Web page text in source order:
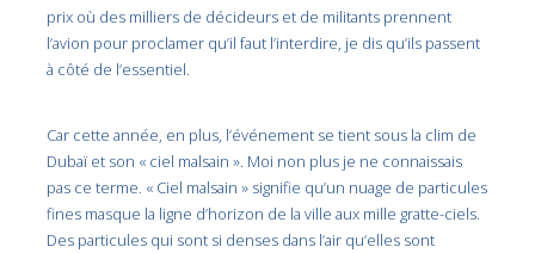
prix où des milliers de décideurs et de militants prennent
l’avion pour proclamer qu’il faut l’interdire, je dis qu’ils passent
à côté de l’essentiel.
Car cette année, en plus, l’événement se tient sous la clim de
Dubaï et son « ciel malsain ». Moi non plus je ne connaissais
pas ce terme. « Ciel malsain » signifie qu’un nuage de particules
fines masque la ligne d’horizon de la ville aux mille gratte-ciels.
Des particules qui sont si denses dans l’air qu’elles sont